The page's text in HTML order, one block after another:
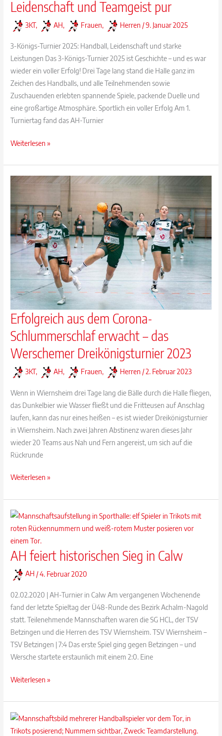
Leidenschaft und Teamgeist pur
3KT, AH, Frauen, Herren /9. Januar 2025
3-Königs-Turnier 2025: Handball, Leidenschaft und starke
Leistungen Das 3-Königs-Turnier 2025 ist Geschichte – und es war
wieder ein voller Erfolg! Drei Tage lang stand die Halle ganz im
Zeichen des Handballs, und alle Teilnehmenden sowie
Zuschauenden erlebten spannende Spiele, packende Duelle und
eine großartige Atmosphäre. Sportlich ein voller Erfolg Am 1.
Turniertag fand das AH-Turnier
3-
Turnier
2025:
Handball,
Leidenschaft
und
Teamgeist
pur
Weiterlesen »
Erfolgreich aus dem Corona-
Schlummerschlaf erwacht – das
Werschemer Dreikönigsturnier 2023
3KT, AH, Frauen, Herren /2. Februar 2023
Wenn in Wiernsheim drei Tage lang die Bälle durch die Halle fliegen,
das Dunkelbier wie Wasser fließt und die Fritteusen auf Anschlag
laufen, kann das nur eines heißen – es ist wieder Dreikönigsturnier
in Wiernsheim. Nach zwei Jahren Abstinenz waren dieses Jahr
wieder 20 Teams aus Nah und Fern angereist, um sich auf die
Rückrunde
Erfolgreich
dem
Corona-
Schlummerschlaf
erwacht
–
das
Werschemer
Weiterlesen »
AH feiert historischen Sieg in Calw
AH /4. Februar 2020
02.02.2020 | AH-Turnier in Calw Am vergangenen Wochenende
fand der letzte Spieltag der Ü48-Runde des Bezirk Achalm-Nagold
statt. Teilenehmende Mannschaften waren die SG HCL, der TSV
Betzingen und die Herren des TSV Wiernsheim. TSV Wiernsheim –
TSV Betzingen | 7:4 Das erste Spiel ging gegen Betzingen – und
Wersche startete erstaunlich mit einem 2:0. Eine
AH
historischen
Sieg
in
Weiterlesen »